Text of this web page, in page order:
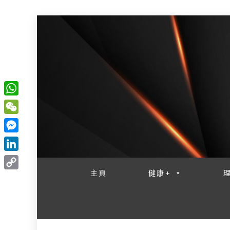
主頁 健康+
W
h
a
t
s
W
e
C
h
M
e
s
L
i